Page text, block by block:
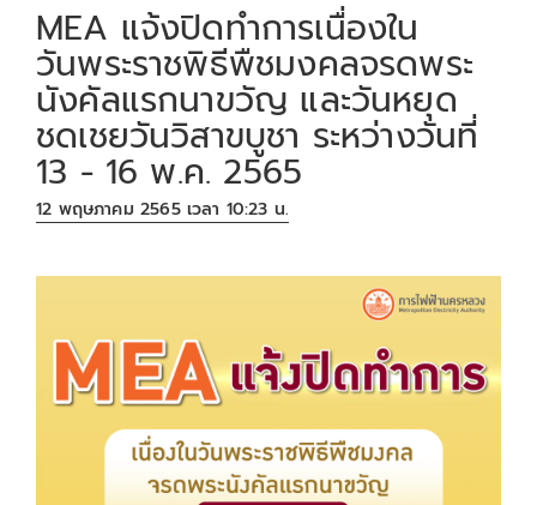
MEA แจ้งปิดทำการเนื่องใน
วันพระราชพิธีพืชมงคลจรดพระ
นังคัลแรกนาขวัญ และวันหยุด
ชดเชยวันวิสาขบูชา ระหว่างวันที่
13 - 16 พ.ค. 2565
12 พฤษภาคม 2565 เวลา 10:23 น.